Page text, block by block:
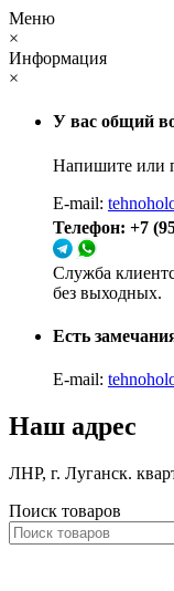
Меню
×
Информация
×
У вас общий
Напишите или
E-mail:
Телефон: +7
Служба
без выходных.
Есть
E-mail:
Наш адрес
ЛНР, г. Луганск.
Поиск товаров